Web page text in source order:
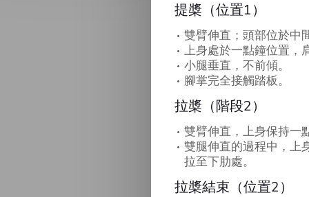
提槳（位置1）
雙臂伸直；頭部位於中
上身處於一點鐘位置，
小腿垂直，不前傾。
腳掌完全接觸踏板。
拉槳（階段2）
雙臂伸直，上身保持一
雙腿伸直的過程中，上
拉至下肋處。
拉槳結束（位置2）